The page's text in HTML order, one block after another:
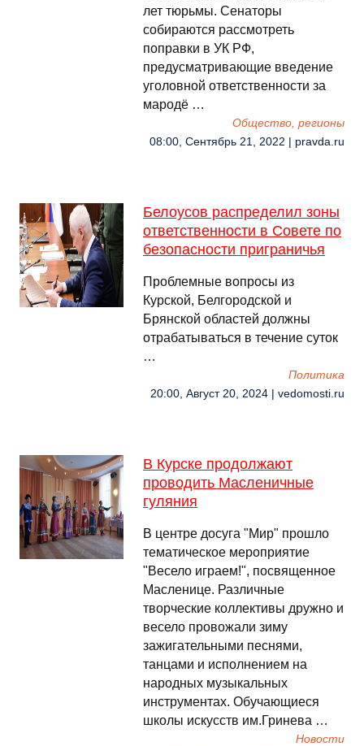
лет тюрьмы. Сенаторы
собираются рассмотреть
поправки в УК РФ,
предусматривающие введение
уголовной ответственности за
мародё …
Общество, регионы
08:00, Сентябрь 21, 2022 | pravda.ru
Белоусов распределил зоны
ответственности в Совете по
безопасности приграничья
Проблемные вопросы из
Курской, Белгородской и
Брянской областей должны
отрабатываться в течение суток
…
Политика
20:00, Август 20, 2024 | vedomosti.ru
В Курске продолжают
проводить Масленичные
гуляния
В центре досуга "Мир" прошло
тематическое мероприятие
"Весело играем!", посвященное
Масленице. Различные
творческие коллективы дружно и
весело провожали зиму
зажигательными песнями,
танцами и исполнением на
народных музыкальных
инструментах. Обучающиеся
школы искусств им.Гринева …
Новости